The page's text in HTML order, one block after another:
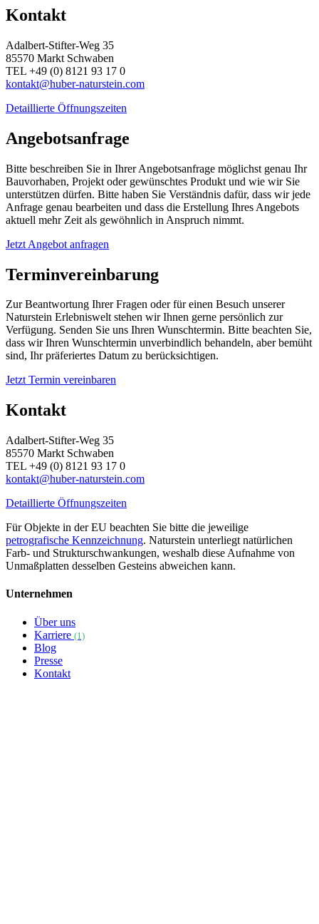
Kontakt
Adalbert-Stifter-Weg 35
85570 Markt Schwaben
TEL +49 (0) 8121 93 17 0
kontakt@huber-naturstein.com
Detaillierte Öffnungszeiten
Angebotsanfrage
Bitte beschreiben Sie in Ihrer Angebotsanfrage möglichst genau Ihr
Bauvorhaben, Projekt oder gewünschtes Produkt und wie wir Sie
unterstützen dürfen. Bitte haben Sie Verständnis dafür, dass wir jede
Anfrage genau bearbeiten und dass die Erstellung Ihres Angebots
aktuell mehr Zeit als gewöhnlich in Anspruch nimmt.
Jetzt Angebot anfragen
Terminvereinbarung
Zur Beantwortung Ihrer Fragen oder für einen Besuch unserer
Naturstein Erlebniswelt stehen wir Ihnen gerne persönlich zur
Verfügung. Senden Sie uns Ihren Wunschtermin. Bitte beachten Sie,
dass wir Ihren Wunschtermin unverbindlich behandeln, aber bemüht
sind, Ihr präferiertes Datum zu berücksichtigen.
Jetzt Termin vereinbaren
Kontakt
Adalbert-Stifter-Weg 35
85570 Markt Schwaben
TEL +49 (0) 8121 93 17 0
kontakt@huber-naturstein.com
Detaillierte Öffnungszeiten
Für Objekte in der EU beachten Sie bitte die jeweilige
petrografische Kennzeichnung. Naturstein unterliegt natürlichen
Farb- und Strukturschwankungen, weshalb diese Aufnahme von
Unmaßplatten desselben Gesteins abweichen kann.
Unternehmen
Über uns
Karriere (1)
Blog
Presse
Kontakt